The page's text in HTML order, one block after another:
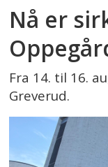
Nå er
Fra 14. til 16.
Greverud.